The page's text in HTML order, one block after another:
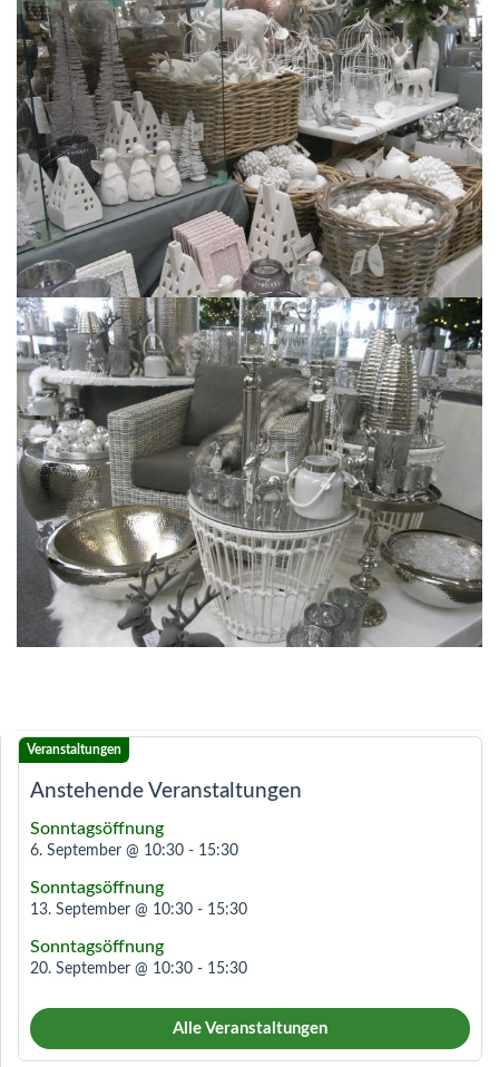
Anstehende Veranstaltungen
Sonntagsöffnung
6. September @ 10:30 - 15:30
Sonntagsöffnung
13. September @ 10:30 - 15:30
Sonntagsöffnung
20. September @ 10:30 - 15:30
Alle Veranstaltungen